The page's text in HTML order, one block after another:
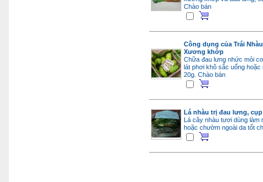
Chào bán
Công dụng của Trái
Xương khớp
Chữa đau lưng nhức mỏi
lát phơi khô sắc uống
20g. Chào bán
Lá nhàu trị đau lưng,
Lá cây nhàu tươi dùng
hoặc chườm ngoài da tốt